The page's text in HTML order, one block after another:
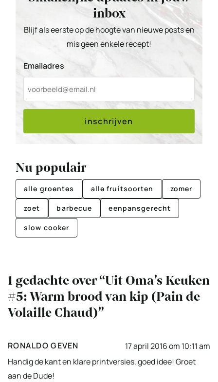
inbox
Blijf als eerste op de hoogte van nieuwe posts en
mis geen enkele recept!
Emailadres
inschrijven
Nu populair
alle groentes alle fruitsoorten zomer
zoet barbecue eenpansgerecht
slow cooker
1 gedachte over “Uit Oma’s Keuken
#5: Warm brood van kip (Pain de
Volaille Chaud)”
RONALDO GEVEN
17 april 2016 om 10:11 am
Handig de kant en klare printversies, goed idee! Groet
aan de Dude!